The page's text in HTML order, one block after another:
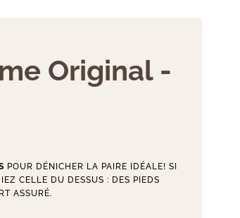
Original -
POUR DÉNICHER LA PAIRE IDÉALE! SI
CELLE DU DESSUS : DES PIEDS
ASSURÉ.